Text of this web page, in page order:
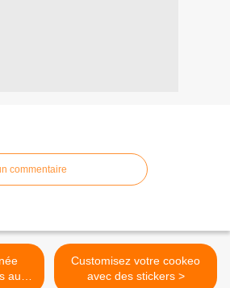
commentaire
aux
Customisez votre cookeo
avec des stickers >